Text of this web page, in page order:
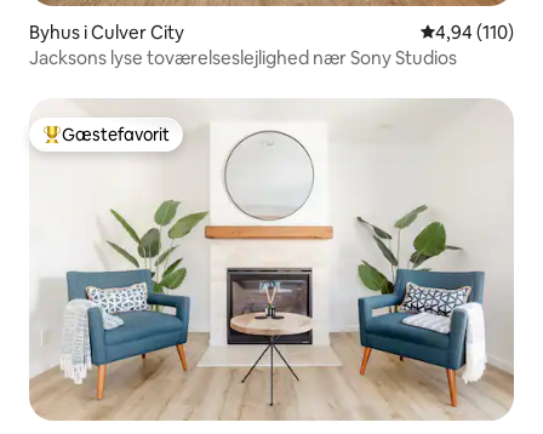
Byhus i Culver City 4,94 ud af 5 i
4,94 (110)
Jacksons lyse toværelseslejlighed nær Sony Studios
Bedste gæstefavorit
Gæstefavorit